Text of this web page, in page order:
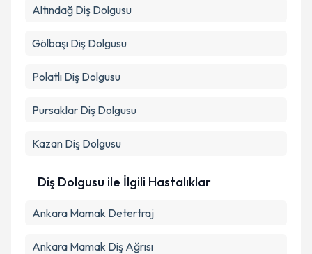
Altındağ Diş Dolgusu
Gölbaşı Diş Dolgusu
Polatlı Diş Dolgusu
Pursaklar Diş Dolgusu
Kazan Diş Dolgusu
Diş Dolgusu ile İlgili Hastalıklar
Ankara Mamak Detertraj
Ankara Mamak Diş Ağrısı